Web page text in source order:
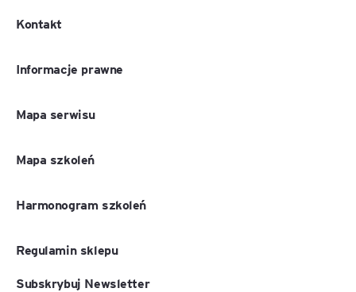
Kontakt
Informacje prawne
Mapa serwisu
Mapa szkoleń
Harmonogram szkoleń
Regulamin sklepu
Subskrybuj Newsletter